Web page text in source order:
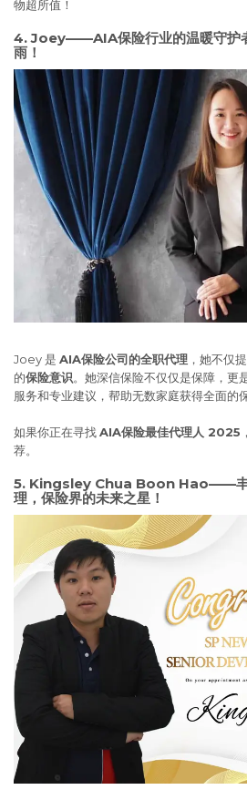
物超所值！
4. Joey——AIA保险行业的温暖守护
雨！
Joey 是 AIA保险公司的全职代理 ，她不仅
的保险意识。她深信保险不仅仅是保障，更
服务和专业建议，帮助无数家庭获得全面的
如果你正在寻找AIA保险最佳代理人 2025
荐。
5. Kingsley Chua Boon Hao——丰
理，保险界的未来之星！